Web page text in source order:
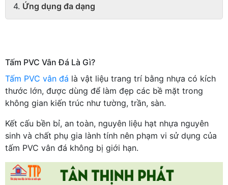
Ứng dụng đa dạng
Tấm PVC Vân Đá Là Gì?
Tấm PVC vân đá là vật liệu trang trí bằng nhựa có kích
thước lớn, được dùng để làm đẹp các bề mặt trong
không gian kiến trúc như tường, trần, sàn.
Kết cấu bền bỉ, an toàn, nguyên liệu hạt nhựa nguyên
sinh và chất phụ gia lành tính nên phạm vi sử dụng của
tấm PVC vân đá không bị giới hạn.